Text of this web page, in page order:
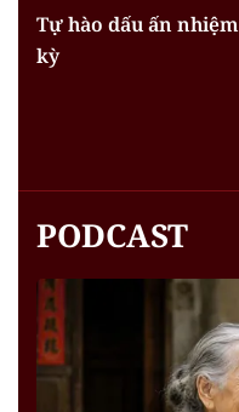
Tự hào dấu ấn nhiệm
kỳ
PODCAST